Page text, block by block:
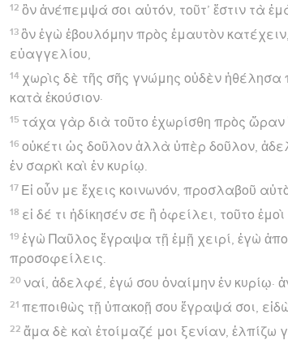
12 ὃν ἀνέπεμψά σοι αὐτόν, τοῦτ’ ἔστιν τὰ
13 ὃν ἐγὼ ἐβουλόμην πρὸς ἐμαυτὸν
εὐαγγελίου,
14 χωρὶς δὲ τῆς σῆς γνώμης οὐδὲν
κατὰ ἑκούσιον·
15 τάχα γὰρ διὰ τοῦτο ἐχωρίσθη πρὸς ὥραν
16 οὐκέτι ὡς δοῦλον ἀλλὰ ὑπὲρ δοῦλον,
ἐν σαρκὶ καὶ ἐν κυρίῳ.
17 Εἰ οὖν με ἔχεις κοινωνόν, προσλαβοῦ
18 εἰ δέ τι ἠδίκησέν σε ἢ ὀφείλει, τοῦτο
19 ἐγὼ Παῦλος ἔγραψα τῇ ἐμῇ χειρί, ἐγὼ
προσοφείλεις.
20 ναί, ἀδελφέ, ἐγώ σου ὀναίμην ἐν
21 πεποιθὼς τῇ ὑπακοῇ σου ἔγραψά σοι,
22 ἅμα δὲ καὶ ἑτοίμαζέ μοι ξενίαν,